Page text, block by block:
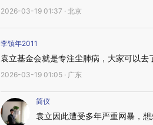
2026-03-19 01:37 · 北京
李镇年2011
袁立基金会就是专注尘肺病，大家可以去
2026-03-19 01:05 · 广东
简仪
袁立因此遭受多年严重网暴，